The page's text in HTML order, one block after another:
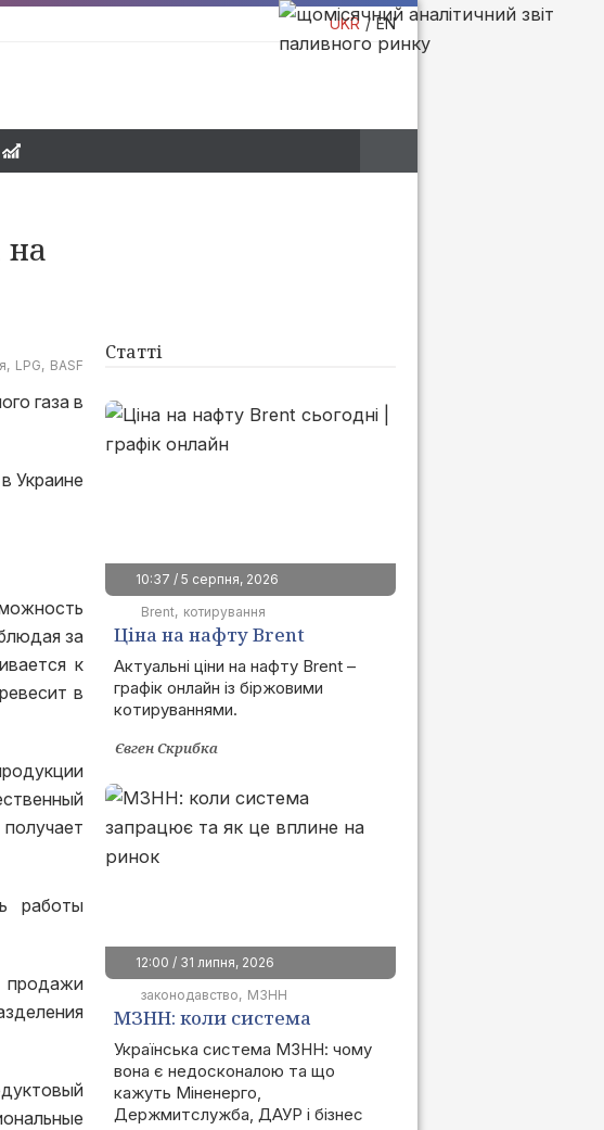
UKR EN
на
LPG BASF
газа в
Украине
за
к
в
работы
Статті
10:37 / 5 серпня, 2026
Brent котирування
Ціна на нафту Brent
сьогодні | графік онлайн
Актуальні ціни на нафту Brent –
графік онлайн із біржовими
котируваннями.
Євген Скрибка
12:00 / 31 липня, 2026
законодавство
МЗНН
МЗНН: коли система
запрацює та як це вплине
на ринок
Українська система МЗНН: чому
вона є недосконалою та що
кажуть Міненерго,
Держмитслужба, ДАУР і бізнес